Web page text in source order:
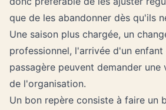
que de les abandonner dès qu'ils
Une saison plus chargée, un
professionnel, l'arrivée d'un
passagère peuvent demander une
de l'organisation.
Un bon repère consiste à faire un